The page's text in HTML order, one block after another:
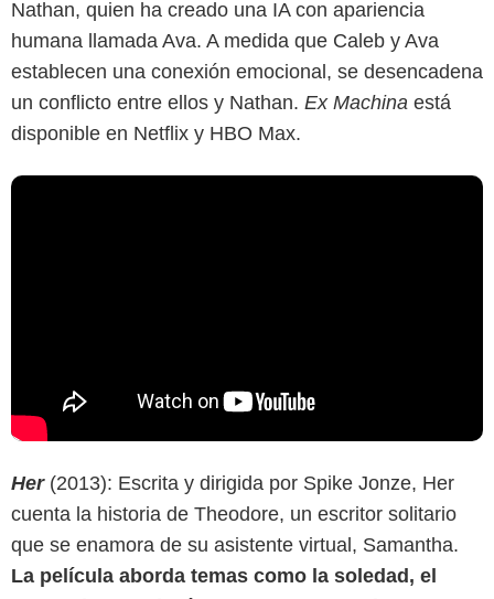
Nathan, quien ha creado una IA con apariencia
humana llamada Ava. A medida que Caleb y Ava
establecen una conexión emocional, se desencadena
un conflicto entre ellos y Nathan. Ex Machina está
disponible en Netflix y HBO Max.
Her(2013): Escrita y dirigida por Spike Jonze, Her
cuenta la historia de Theodore, un escritor solitario
que se enamora de su asistente virtual, Samantha.
La película aborda temas como la soledad, el